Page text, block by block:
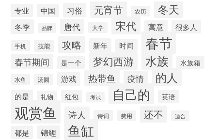
专业 中国 习俗 元宵节 农历 冬天
冬季 品牌 唐代 大学 宋代 寓意 很多人
手机 技能 攻略 新年 时间 春节
春节期间 是一个 梦幻西游 水族 水族箱
水鱼 汤圆 游戏 热带鱼 疫情 的人
的是 礼物 红包 考试 自己的 英语
观赏鱼 诗人 诗词 费用 还不 适合
都是 锦鲤 鱼缸